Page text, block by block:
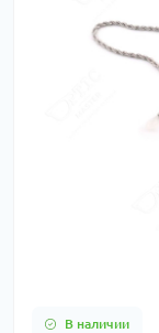
В наличии